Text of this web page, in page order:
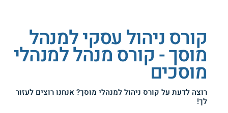
קורס ניהול עסקי למנהל
מוסך - קורס מנהל למנהלי
מוסכים
רוצה לדעת על קורס ניהול למנהלי מוסך? אנחנו רוצים לעזור
לך!